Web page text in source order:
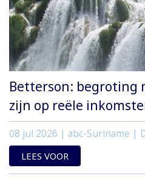
Betterson: begroting
zijn op reële
08 jul 2026 | abc-Suriname |
LEES VOOR